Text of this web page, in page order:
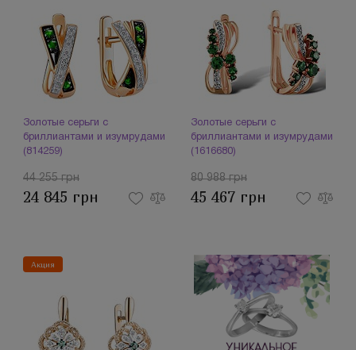
Золотые серьги с
бриллиантами и изумрудами
(814259)
44 255 грн
24 845 грн
Золотые серьги с
бриллиантами и изумрудами
(1616680)
80 988 грн
45 467 грн
Акция